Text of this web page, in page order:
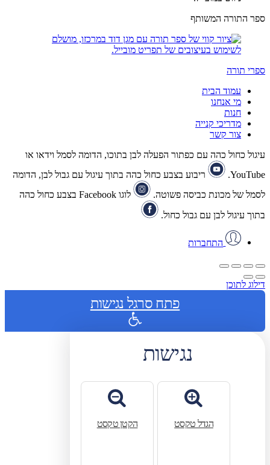
ספר התורה המשותף
ספרי תורה
עמוד הבית
מי אנחנו
חנות
מדריכי קנייה
צור קשר
עיגול כחול כהה עם כפתור הפעלה לבן בתוכו, הדומה לסמל וידאו או
YouTube.
ריבוע בצבע כחול כהה בתוך עיגול עם גבול לבן, הדומה
לסמל של מכונת כביסה פשוטה.
לוגו Facebook בצבע כחול כהה
בתוך עיגול לבן עם גבול כחול.
התחברות
דילוג לתוכן
פתח סרגל נגישות
נגישות
הגדל טקסט הקטן טקסט